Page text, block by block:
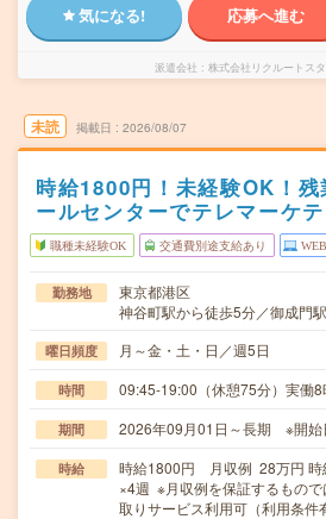
気になる! 応募へ進む
派遣会社 株式会社リクルートス
未読 掲載日 2026/08/07
時給1800円！未経験OK！
ールセンターでテレマーケ
職種未経験OK 交通費別途支給あり
勤務地
東京都港区
神谷町駅から徒歩5分／御成門
曜日頻度 月～金・土・日／週5日
時間 09:45-19:00（休憩75分）実働8
期間 2026年09月01日～長期 ※開始
時給
時給1800円 月収例 28万円 時
×4週 ※月収例を保証するもの
取りサービス利用可（利用条件